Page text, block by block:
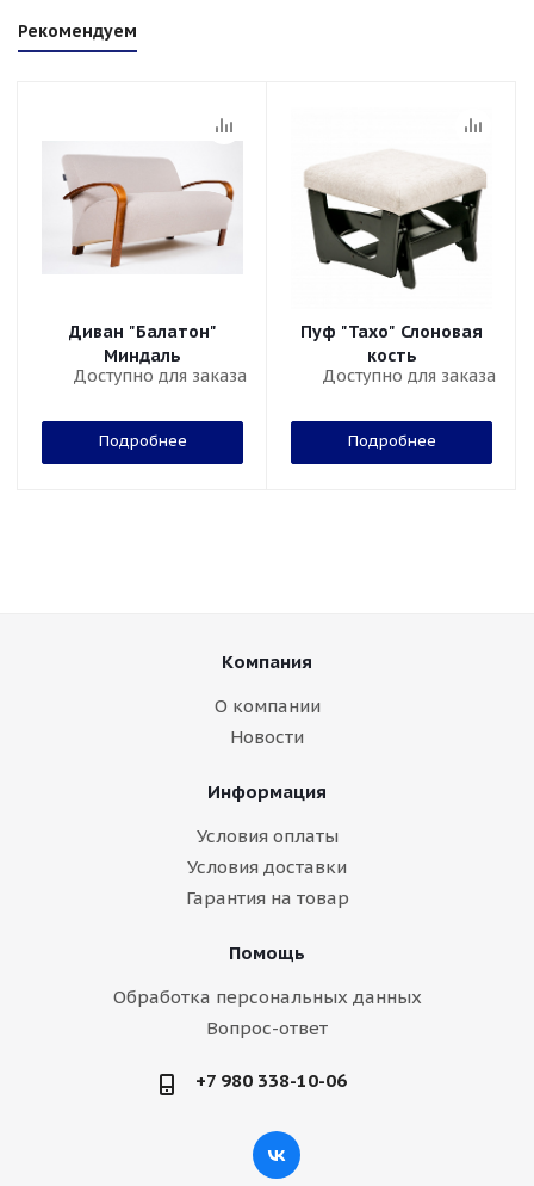
Рекомендуем
Диван "Балатон"
Миндаль
Доступно для заказа
Подробнее
Пуф "Тахо" Слоновая
кость
Доступно для заказа
Подробнее
Компания
О компании
Новости
Информация
Условия оплаты
Условия доставки
Гарантия на товар
Помощь
Обработка персональных данных
Вопрос-ответ
+7 980 338-10-06